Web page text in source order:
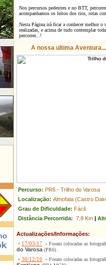
Nos percursos pedestres e no BTT,
acompanhamos os leitos dos rios, rotas
Nesta Página irá ficar a conhecer melhor
realizadas, e acima de tudo contemplar
percorrer...!
A nossa ultima Aventura...
Percurso: PR6 - Trilho do Varosa
Localização: Almofala (Castro
Grau de Dificuldade: Fácil
Distância Percorrida: 7,8 Km |
Actualizações/Informações:
• 17/03/17 - Foram colocadas as
do Varosa (PR6) .
• 30/12/16 - Foram colocadas as